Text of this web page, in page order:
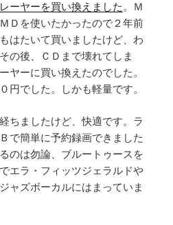
ーヤーを買い換えました 。Ｍ
Ｄを使いたかったので２年前
はたいて買いましたけど、わ
の後、ＣＤまで壊れてしま
ヤーに買い換えたのでした。
円でした。しかも軽量です。
ちましたけど、快適です。ラ
で簡単に予約録画できました
のは勿論、ブルートゥースを
エラ・フィッツジェラルドや
ャズボーカルにはまっていま